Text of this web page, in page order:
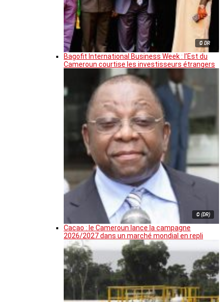
© DR
Bagofit International Business Week : l’Est du
Cameroun courtise les investisseurs étrangers
© (DR)
Cacao : le Cameroun lance la campagne
2026/2027 dans un marché mondial en repli